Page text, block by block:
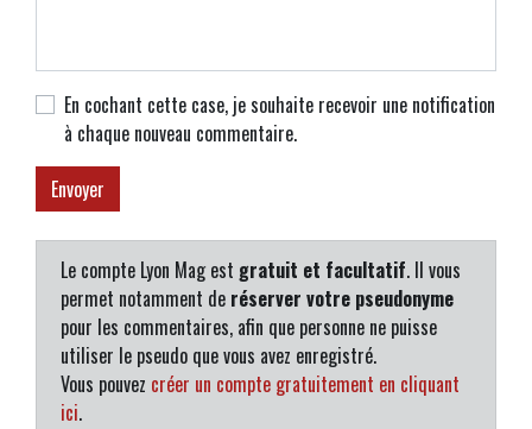
En cochant cette case, je souhaite recevoir une notification
à chaque nouveau commentaire.
Le compte Lyon Mag est gratuit et facultatif. Il vous
permet notamment de réserver votre pseudonyme
pour les commentaires, afin que personne ne puisse
utiliser le pseudo que vous avez enregistré.
Vous pouvez créer un compte gratuitement en cliquant
ici.